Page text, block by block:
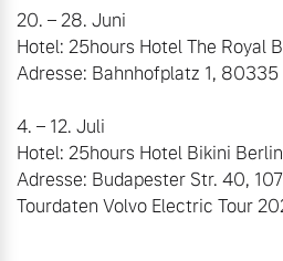
20. – 28. Juni
Hotel: 25hours Hotel The Royal
Adresse: Bahnhofplatz 1,
4. – 12. Juli
Hotel: 25hours Hotel Bikini Berlin
Adresse: Budapester Str. 40,
Tourdaten Volvo Electric Tour